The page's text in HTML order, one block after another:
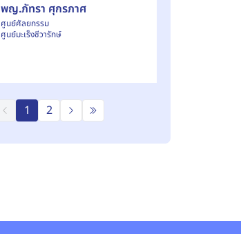
พญ.ภัทรา ศุกรภาศ
ศูนย์ศัลยกรรม
ศูนย์มะเร็งชีวารักษ์
1 2